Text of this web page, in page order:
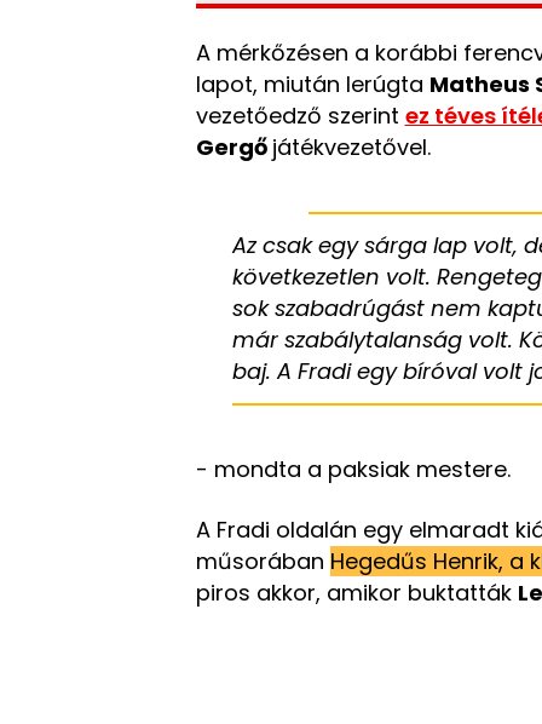
A mérkőzésen a korábbi
lapot, miután lerúgta Matheus
vezetőedző szerint ez téves
Gergő játékvezetővel.
Az csak egy sárga lap volt,
következetlen volt.
sok szabadrúgást nem
már szabálytalanság volt.
baj. A Fradi egy bíróval volt
- mondta a paksiak mestere.
A Fradi oldalán egy elmaradt
műsorában Hegedűs Henrik, a
piros akkor, amikor buktatták